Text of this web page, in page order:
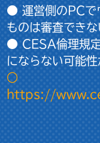
● 運営側のPCで
ものは審査できな
● CESA倫理規定
にならない可能性
○
https://